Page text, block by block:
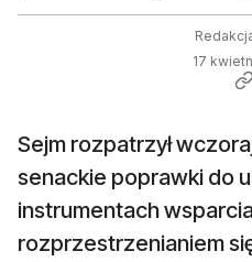
17
Sejm rozpatrzył
senackie poprawki do
instrumentach
rozprzestrzenianiem